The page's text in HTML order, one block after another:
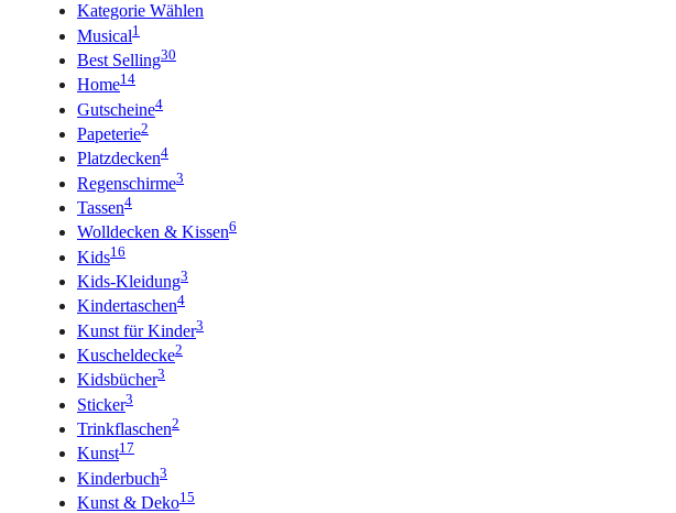
Kategorie Wählen
Musical1
Best Selling30
Home14
Gutscheine4
Papeterie2
Platzdecken4
Regenschirme3
Tassen4
Wolldecken & Kissen6
Kids16
Kids-Kleidung3
Kindertaschen4
Kunst für Kinder3
Kuscheldecke2
Kidsbücher3
Sticker3
Trinkflaschen2
Kunst17
Kinderbuch3
Kunst & Deko15